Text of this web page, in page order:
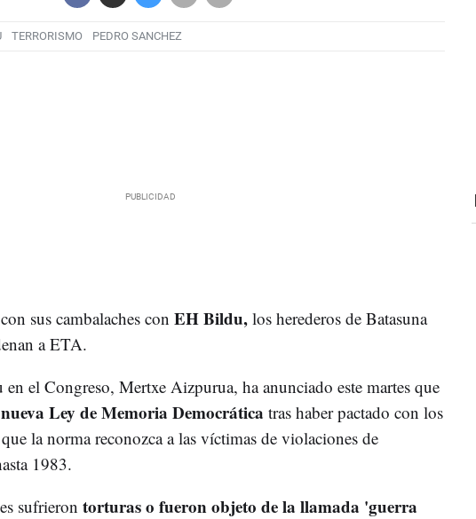
TERRORISMO PEDRO SANCHEZ
sus cambalaches con EH Bildu,los herederos de Batasuna
a ETA.
el Congreso, Mertxe Aizpurua, ha anunciado este martes que
Ley de Memoria Democrática tras haber pactado con los
la norma reconozca a las víctimas de violaciones de
1983.
sufrieron torturas o fueron objeto de la llamada 'guerra